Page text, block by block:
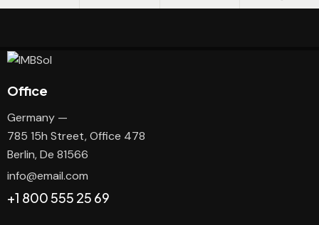
Office
Germany —
785 15h Street, Office 478
Berlin, De 81566
info@email.com
+1 800 555 25 69